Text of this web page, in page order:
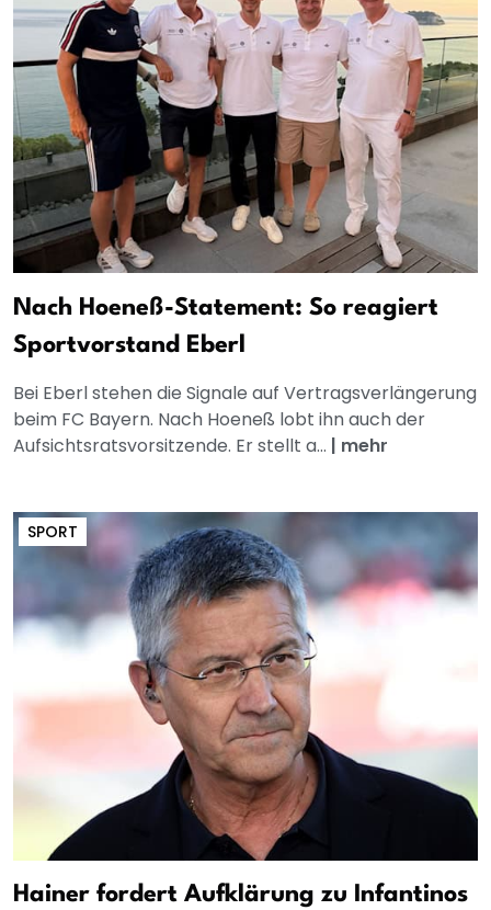
Nach Hoeneß-Statement: So reagiert
Sportvorstand Eberl
Bei Eberl stehen die Signale auf Vertragsverlängerung
beim FC Bayern. Nach Hoeneß lobt ihn auch der
Aufsichtsratsvorsitzende. Er stellt a... | mehr
SPORT
Hainer fordert Aufklärung zu Infantinos